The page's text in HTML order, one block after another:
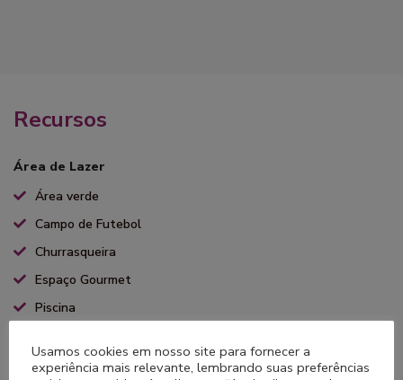
Recursos
Área de Lazer
Área verde
Campo de Futebol
Churrasqueira
Espaço Gourmet
Piscina
Playground
Usamos cookies em nosso site para fornecer a
experiência mais relevante, lembrando suas preferências